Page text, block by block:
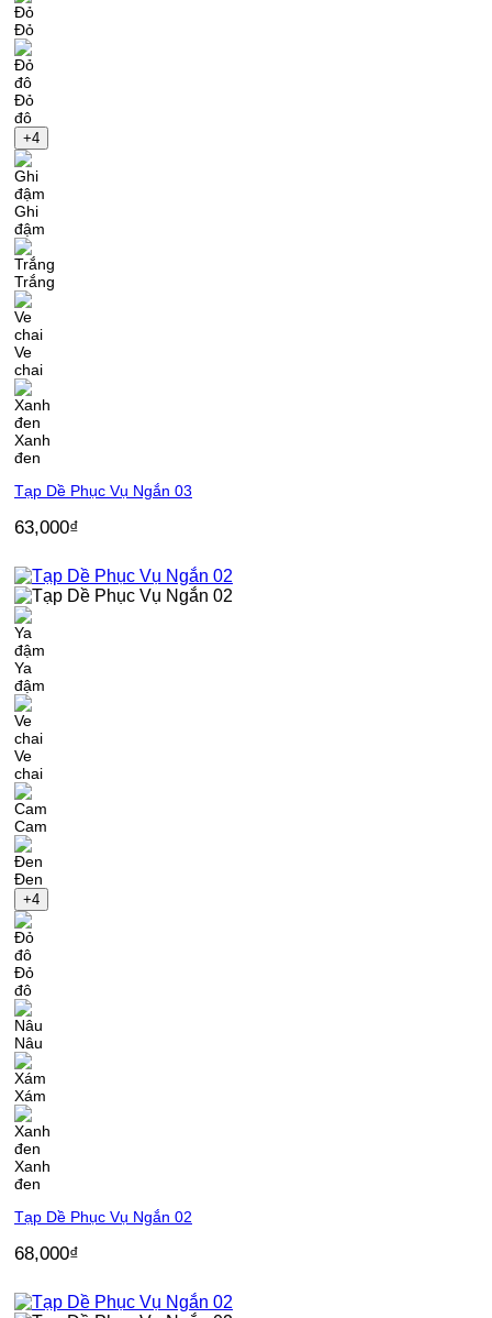
Đỏ
Đỏ
đô
+4
Ghi
đậm
Trắng
Ve
chai
Xanh
đen
Tạp Dề Phục Vụ Ngắn 03
63,000₫
Ya
đậm
Ve
chai
Cam
Đen
+4
Đỏ
đô
Nâu
Xám
Xanh
đen
Tạp Dề Phục Vụ Ngắn 02
68,000₫